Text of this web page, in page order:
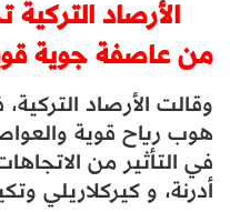
الأرصاد
من عاصفة جوية
وقالت الأرصاد
هوب رياح قوية
في التأثير من
أدرنة، و كيركلاريلي